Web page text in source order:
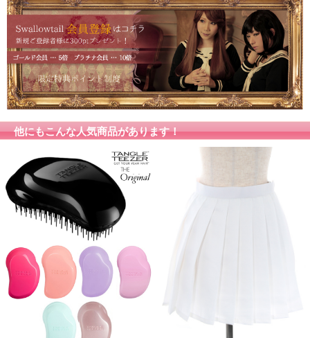
カラー
すが、お客様がご使用するモニター設定や部屋の照明により実
際の商品とは色味が異なる場合があります。
色味が異なる等のクレーム、返品交換等はお受けできません。
予めご了承お願いします。
他にもこんな人気商品があります！